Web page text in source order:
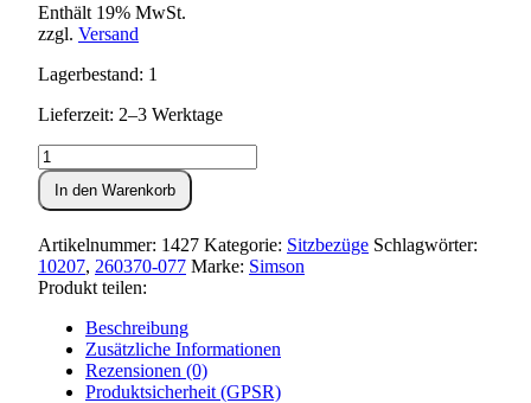
Enthält 19% MwSt.
zzgl. Versand
Lagerbestand: 1
Lieferzeit: 2–3 Werktage
Sitzbezug
schwarz
glatt
S51,KR51/2
Menge
In den Warenkorb
Artikelnummer: 1427 Kategorie: Sitzbezüge Schlagwörter:
10207, 260370-077 Marke: Simson
Produkt teilen:
Beschreibung
Zusätzliche Informationen
Rezensionen (0)
Produktsicherheit (GPSR)